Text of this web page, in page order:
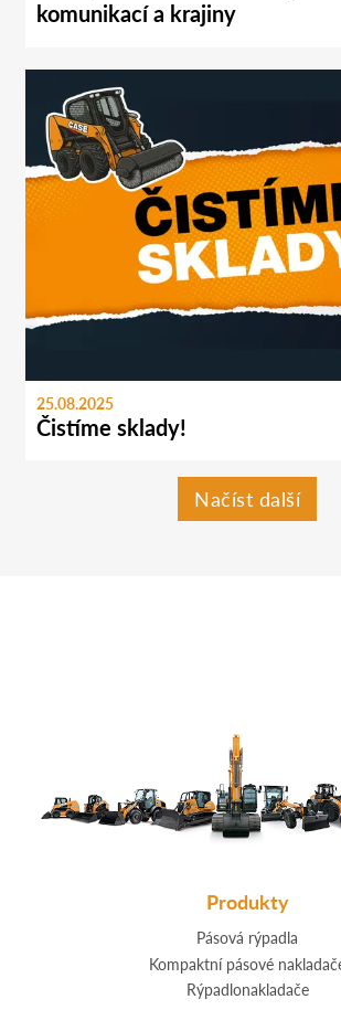
komunikací a krajiny
25.08.2025
Čistíme sklady!
Načíst další
Produkty
Pásová rýpadla
Kompaktní pásové
Rýpadlonakladače